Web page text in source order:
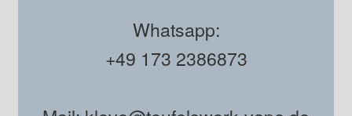
Whatsapp:
+49 173 2386873